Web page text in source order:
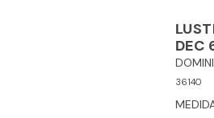
DEC
36140